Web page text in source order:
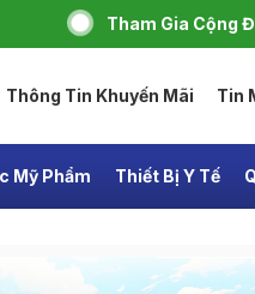
Tham Gia Cộng
Thông Tin Khuyến Mãi Tin
Mỹ Phẩm Thiết Bị Y Tế